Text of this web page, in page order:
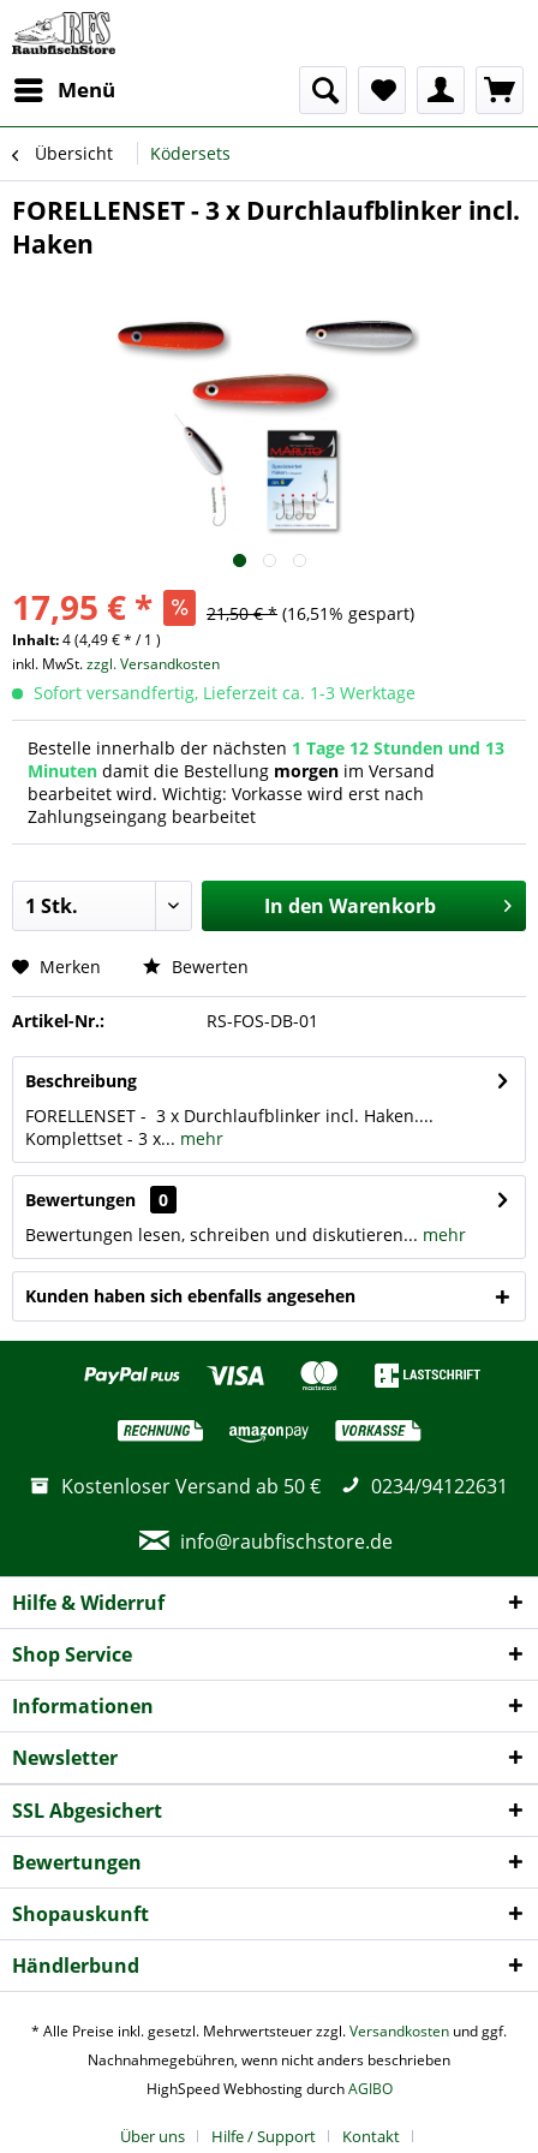
Menü
Übersicht Ködersets
FORELLENSET - 3 x Durchlaufblinker incl.
Haken
17,95 € * 21,50 € * (16,51% gespart)
Inhalt:4 (4,49 € * / 1 )
inkl. MwSt.zzgl. Versandkosten
Sofort versandfertig, Lieferzeit ca. 1-3 Werktage
Bestelle innerhalb der nächsten 1 Tage 12 Stunden und 13
Minuten damit die Bestellung morgen im Versand
bearbeitet wird. Wichtig: Vorkasse wird erst nach
Zahlungseingang bearbeitet
In den Warenkorb
Merken Bewerten
Artikel-Nr.: RS-FOS-DB-01
Beschreibung
FORELLENSET - 3 x Durchlaufblinker incl. Haken....
Komplettset - 3 x... mehr
Bewertungen
0
Bewertungen lesen, schreiben und diskutieren... mehr
Kunden haben sich ebenfalls angesehen
Kostenloser Versand ab 50 € 0234/94122631
info@raubfischstore.de
Hilfe & Widerruf
Shop Service
Informationen
Newsletter
SSL Abgesichert
Bewertungen
Shopauskunft
Händlerbund
* Alle Preise inkl. gesetzl. Mehrwertsteuer zzgl.Versandkosten und ggf.
Nachnahmegebühren, wenn nicht anders beschrieben
HighSpeed Webhosting durchAGIBO
Über uns Hilfe / Support Kontakt